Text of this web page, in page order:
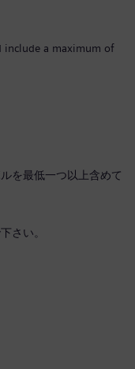
include a maximum of
を最低一つ以上含めて
さい。